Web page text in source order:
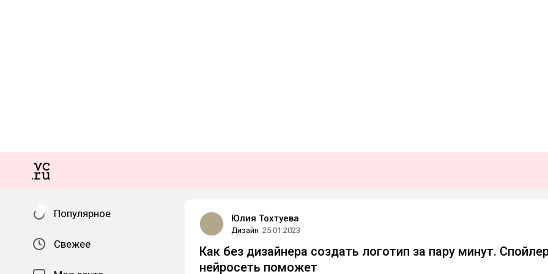
Популярное
Свежее
Юлия Тохтуева
Дизайн 25.01.2023
Как без дизайнера создать логотип за пару минут.
нейросеть поможет